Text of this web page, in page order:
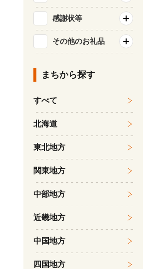
感謝状等
その他のお礼品
まちから探す
すべて
北海道
東北地方
関東地方
中部地方
近畿地方
中国地方
四国地方